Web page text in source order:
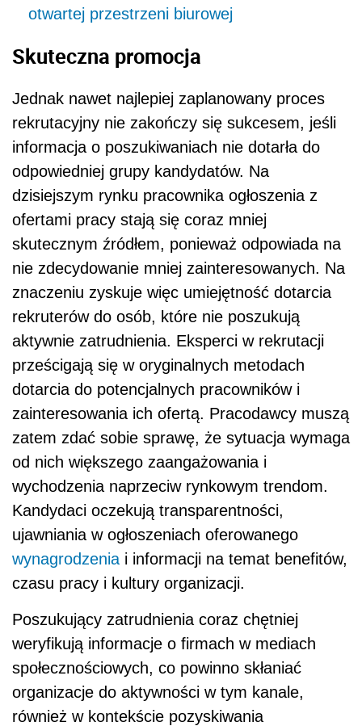
otwartej przestrzeni biurowej
Skuteczna promocja
Jednak nawet najlepiej zaplanowany proces
rekrutacyjny nie zakończy się sukcesem, jeśli
informacja o poszukiwaniach nie dotarła do
odpowiedniej grupy kandydatów. Na
dzisiejszym rynku pracownika ogłoszenia z
ofertami pracy stają się coraz mniej
skutecznym źródłem, ponieważ odpowiada na
nie zdecydowanie mniej zainteresowanych. Na
znaczeniu zyskuje więc umiejętność dotarcia
rekruterów do osób, które nie poszukują
aktywnie zatrudnienia. Eksperci w rekrutacji
prześcigają się w oryginalnych metodach
dotarcia do potencjalnych pracowników i
zainteresowania ich ofertą. Pracodawcy muszą
zatem zdać sobie sprawę, że sytuacja wymaga
od nich większego zaangażowania i
wychodzenia naprzeciw rynkowym trendom.
Kandydaci oczekują transparentności,
ujawniania w ogłoszeniach oferowanego
wynagrodzenia i informacji na temat benefitów,
czasu pracy i kultury organizacji.
Poszukujący zatrudnienia coraz chętniej
weryfikują informacje o firmach w mediach
społecznościowych, co powinno skłaniać
organizacje do aktywności w tym kanale,
również w kontekście pozyskiwania